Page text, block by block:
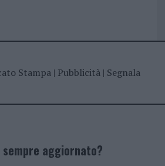
Stampa| Pubblicità| Segnala
aggiornato?